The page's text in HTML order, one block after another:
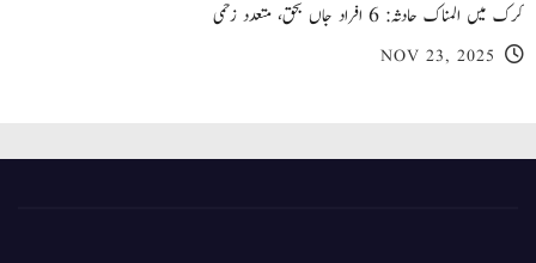
کرک میں المناک حادثہ: 6 افراد جاں بحق، متعدد زخمی
NOV 23, 2025